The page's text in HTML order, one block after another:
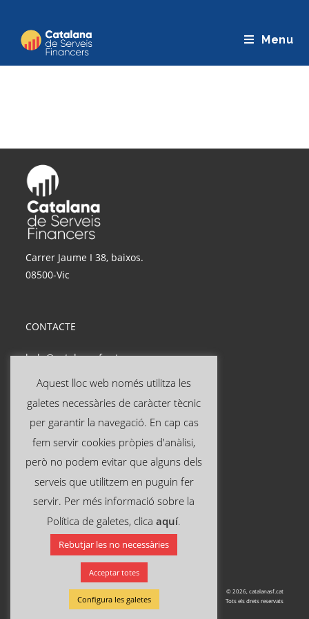
contingut
Menu
Carrer Jaume I 38, baixos.
08500-Vic
CONTACTE
hola@catalanasf.cat
Tel: 621 290 826
INFORMACIÓ ÚTIL
Avís legal
Política de privacitat
Política de cookies
SEGUEIX-NOS A:
© 2026, catalanasf.cat
Tots els drets reservats
Aquest lloc web només utilitza les
galetes necessàries de caràcter tècnic
per garantir la navegació. En cap cas
fem servir cookies pròpies d'anàlisi,
però no podem evitar que alguns dels
serveis que utilitzem en puguin fer
servir. Per més informació sobre la
Política de galetes, clica aquí.
Rebutjar les no necessàries
Acceptar totes
Configura les galetes